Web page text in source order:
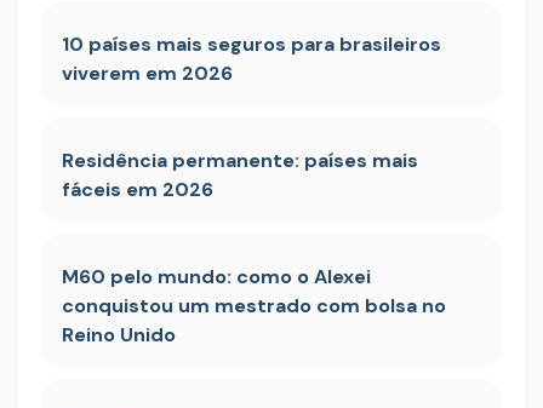
10 países mais seguros para brasileiros
viverem em 2026
Residência permanente: países mais
fáceis em 2026
M60 pelo mundo: como o Alexei
conquistou um mestrado com bolsa no
Reino Unido